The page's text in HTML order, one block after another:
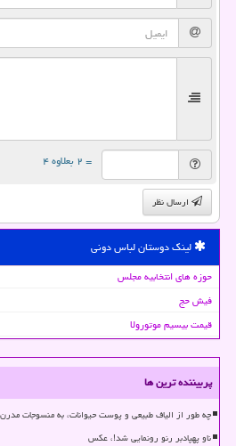
= ۲ بعلاوه ۴
ارسال نظر
لینک دوستان لباس دونی
حوزه های انتخابیه مجلس
فیش حج
قیمت بیسیم موتورولا
پربیننده ترین ها
چه طور از الیاف طبیعی و پوست حیوانات، به منسوجات
ناو پهپادبر رنو رونمایی شد!، عکس